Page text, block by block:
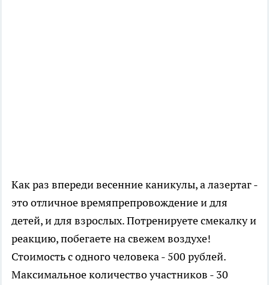
Как раз впереди весенние каникулы, а лазертаг -
это отличное времяпрепровождение и для
детей, и для взрослых. Потренируете смекалку и
реакцию, побегаете на свежем воздухе!
Стоимость с одного человека - 500 рублей.
Максимальное количество участников - 30